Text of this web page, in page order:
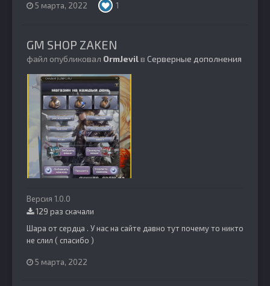
5 марта, 2022 1
GM SHOP ZAKEN
файл опубликовал OrmJevilв Серверные дополнения
Версия 1.0.0
129 раз скачали
Шара от сердца . У нас на сайте давно тут почему то никто
не слил ( спасибо )
5 марта, 2022